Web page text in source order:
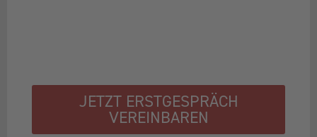
JETZT ERSTGESPRÄCH
VEREINBAREN